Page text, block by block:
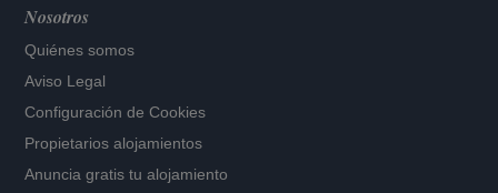
Nosotros
Quiénes somos
Aviso Legal
Configuración de Cookies
Propietarios alojamientos
Anuncia gratis tu alojamiento